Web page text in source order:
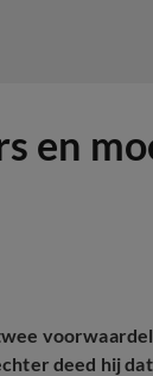
en
deed hij